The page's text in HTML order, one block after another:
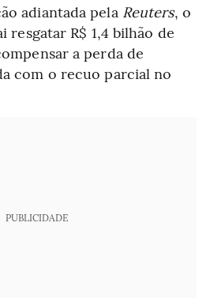
adiantada pela Reuters, o
resgatar R$ 1,4 bilhão de
a perda de
com o recuo parcial no
PUBLICIDADE